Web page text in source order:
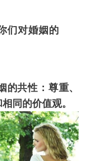
们对婚姻的
的共性：尊重、
同的价值观。